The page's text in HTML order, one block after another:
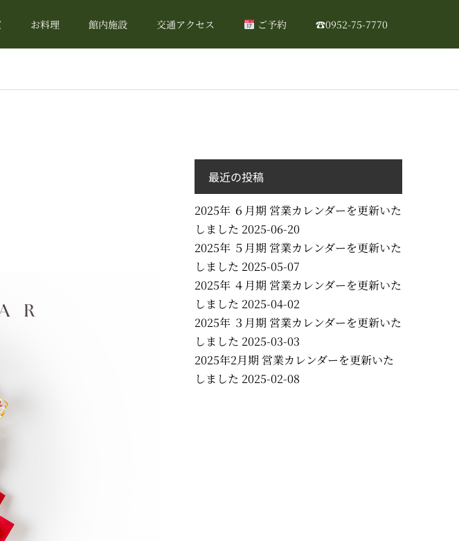
お料理 館内施設 交通アクセス ご予約 ☎0952-75-7770
最近の投稿
2025年 ６月期 営業カレンダーを更新いた
しました 2025-06-20
2025年 ５月期 営業カレンダーを更新いた
しました 2025-05-07
2025年 ４月期 営業カレンダーを更新いた
しました 2025-04-02
2025年 ３月期 営業カレンダーを更新いた
しました 2025-03-03
2025年2月期 営業カレンダーを更新いた
しました 2025-02-08